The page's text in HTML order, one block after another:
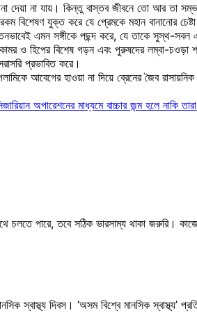
দেয়া না যায়। কিন্তু বাস্তব জীবনে তো আর তা
বিশেষণ যুক্ত করে যে প্রেমকে মহান বানানোর
এমন সঙ্গীকে পছন্দ করে, যে তাকে সুস্থ-সবল
ও হিপের বিশেষ গড়ন এবং পুরুষদের লম্বা-চওড়া
প্রভাবিত করে।
আবেগের হাওয়া না দিয়ে ব্রেনের জৈব
অপারেশনের মাধ্যমে বাচ্চার জন্ম হলে নাকি
চলতে পারে, তবে সঠিক ভারসাম্য থাকা জরুরি।
স্বাস্থ্য দিবস। ‘অসম বিশ্বে মানসিক স্বাস্থ্য’